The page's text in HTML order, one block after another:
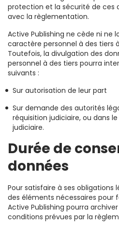
protection et la sécurité de ces
avec la règlementation.
Active Publishing ne cède ni ne
caractère personnel à des tiers
Toutefois, la divulgation des
personnel à des tiers pourra
suivants :
Sur autorisation de leur part
Sur demande des autorités
réquisition judiciaire, ou dans
judiciaire.
Durée de
données
Pour satisfaire à ses obligations
des éléments nécessaires pour
Active Publishing pourra
conditions prévues par la